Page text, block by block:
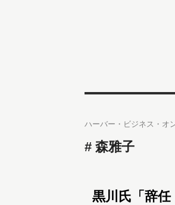
ハーバー・ビジネス・オ
森雅子
黒川氏「辞